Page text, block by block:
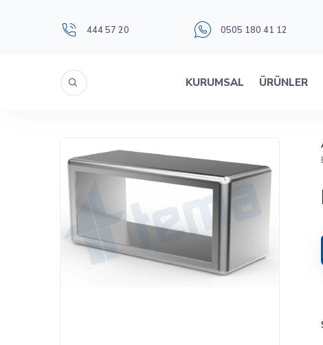
444 57 20 0505 180 41 12
KURUMSAL ÜRÜNLER